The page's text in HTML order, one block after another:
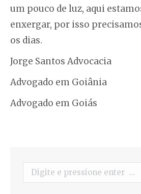
um pouco de luz, aqui
enxergar, por isso
os dias.
Jorge Santos Advocacia
Advogado em Goiânia
Advogado em Goiás
Search: